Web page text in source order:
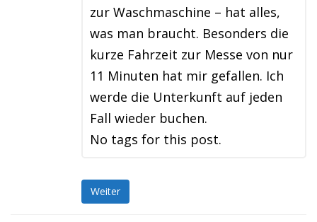
zur Waschmaschine – hat alles,
was man braucht. Besonders die
kurze Fahrzeit zur Messe von nur
11 Minuten hat mir gefallen. Ich
werde die Unterkunft auf jeden
Fall wieder buchen.
No tags for this post.
Weiter